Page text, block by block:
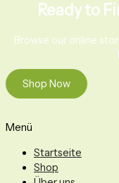
Ready to
Browse our online
Shop Now
Menü
Startseite
Shop